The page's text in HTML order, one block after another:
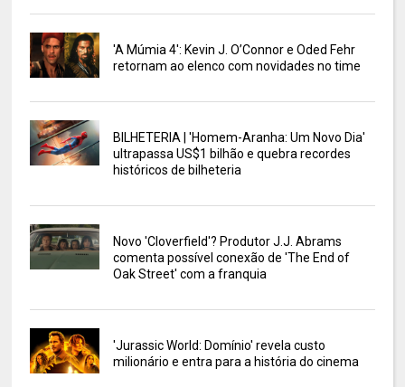
'A Múmia 4': Kevin J. O’Connor e Oded Fehr
retornam ao elenco com novidades no time
BILHETERIA | 'Homem-Aranha: Um Novo Dia'
ultrapassa US$1 bilhão e quebra recordes
históricos de bilheteria
Novo 'Cloverfield'? Produtor J.J. Abrams
comenta possível conexão de 'The End of
Oak Street' com a franquia
'Jurassic World: Domínio' revela custo
milionário e entra para a história do cinema